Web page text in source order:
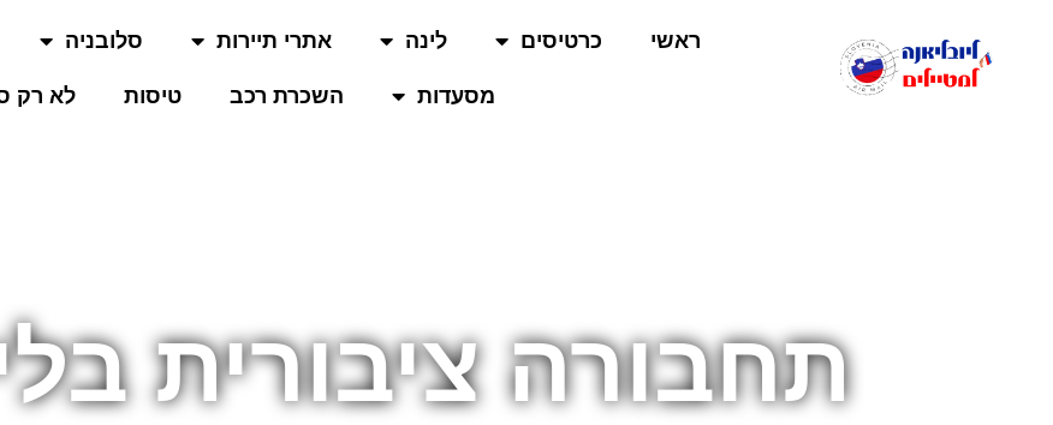
ראשי כרטיסים לינה אתרי תיירות סלובניה
מסעדות השכרת רכב טיסות לא רק
תחבורה ציבורית